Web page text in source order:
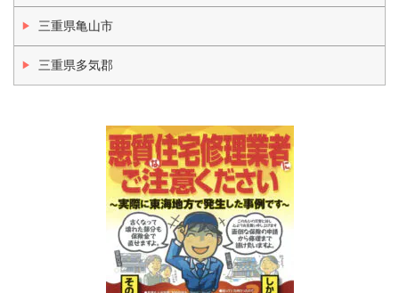
三重県亀山市
三重県多気郡